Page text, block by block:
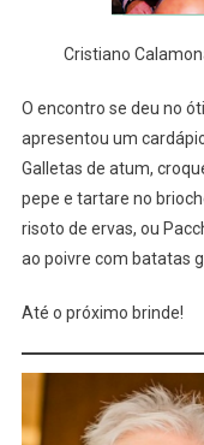
Cristiano
O encontro se deu no
apresentou um
Galletas de atum,
pepe e tartare no
risoto de ervas, ou
ao poivre com batatas
Até o próximo brinde!